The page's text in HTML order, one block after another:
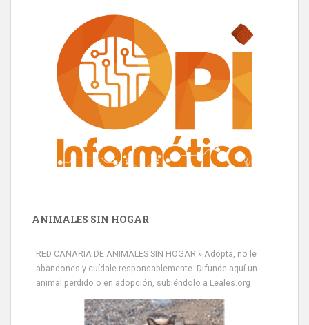
ANIMALES SIN HOGAR
RED CANARIA DE ANIMALES SIN HOGAR » Adopta, no le
abandones y cuídale responsablemente. Difunde aquí un
animal perdido o en adopción, subiéndolo a Leales.org